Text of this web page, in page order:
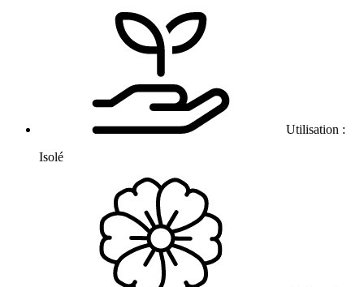
Utilisation :
Isolé